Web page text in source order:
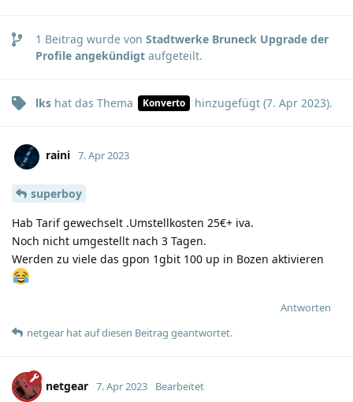
1 Beitrag wurde von Stadtwerke Bruneck Upgrade der
Profile angekündigt aufgeteilt.
lks hat das Thema Konverto hinzugefügt (7. Apr 2023).
raini 7. Apr 2023
superboy
Hab Tarif gewechselt .Umstellkosten 25€+ iva.
Noch nicht umgestellt nach 3 Tagen.
Werden zu viele das gpon 1gbit 100 up in Bozen aktivieren
Antworten
netgear hatauf diesen Beitrag geantwortet.
netgear 7. Apr 2023 Bearbeitet